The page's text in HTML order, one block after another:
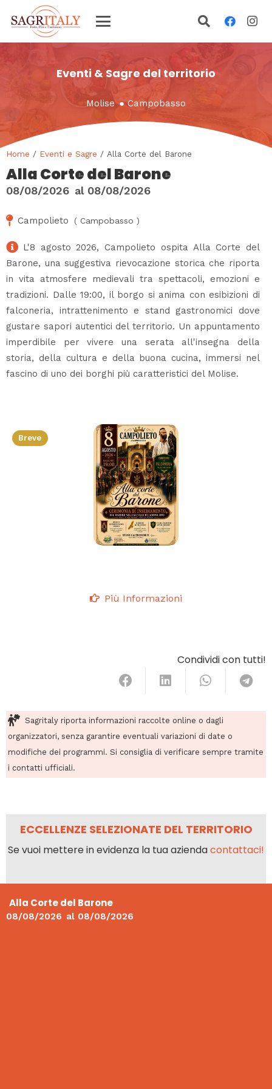
Eventi & Sagre del territorio
Molise ●Campobasso
Home / Eventi e Sagre / Alla Corte del Barone
Alla Corte del Barone
08/08/2026 al 08/08/2026
Campolieto ( Campobasso )
L'8 agosto 2026, Campolieto ospita Alla Corte del
Barone, una suggestiva rievocazione storica che riporta
in vita atmosfere medievali tra spettacoli, emozioni e
tradizioni. Dalle 19:00, il borgo si anima con esibizioni di
falconeria, intrattenimento e stand gastronomici dove
gustare sapori autentici del territorio. Un appuntamento
imperdibile per vivere una serata all'insegna della
storia, della cultura e della buona cucina, immersi nel
fascino di uno dei borghi più caratteristici del Molise.
Breve
Più Informazioni
Condividi con tutti!
Sagritaly riporta informazioni raccolte online o dagli
organizzatori, senza garantire eventuali variazioni di date o
modifiche dei programmi. Si consiglia di verificare sempre tramite
i contatti ufficiali.
ECCELLENZE SELEZIONATE DEL TERRITORIO
Se vuoi mettere in evidenza la tua aziendacontattaci!
Alla Corte del Barone
08/08/2026 al 08/08/2026